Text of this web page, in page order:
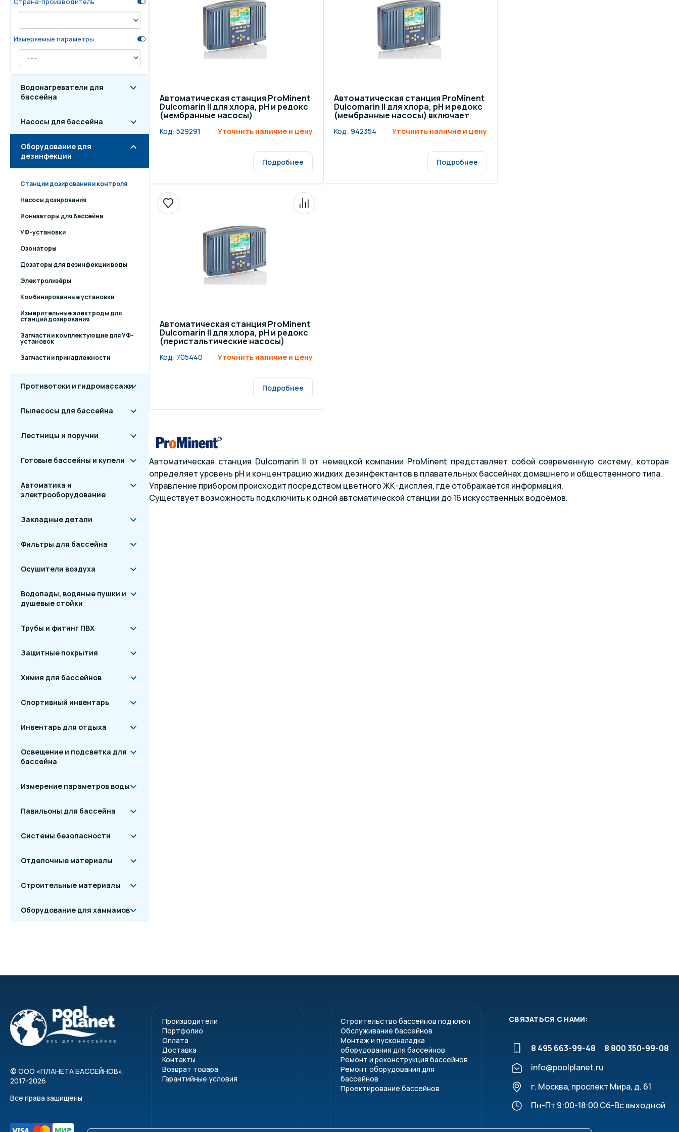
Освещение и подсветка для
бассейна
Измерение параметров воды
Отделочные материалы Строительные материалы
Измеряемые параметры
Водонагреватели для
бассейна
Насосы для бассейна
Оборудование для
дезинфекции
Станции дозирования и контроля
Насосы дозирования
Ионизаторы для бассейна
УФ-установки
Озонаторы
Дозаторы для дезинфекции воды
Электролизёры
Комбинированные установки
Измерительные электроды для
станций дозирования
Запчасти и комплектующие для УФ-
установок
Запчасти и принадлежности
Противотоки и гидромассажи
Пылесосы для бассейна
Лестницы и поручни
Готовые бассейны и купели
Автоматика и
электрооборудование
Закладные детали
Фильтры для бассейна
Осушители воздуха
Водопады, водяные пушки и
душевые стойки
Трубы и фитинг ПВХ
Защитные покрытия
Химия для бассейнов
Спортивный инвентарь
Инвентарь для отдыха
Освещение и подсветка для
бассейна
Измерение параметров воды
Павильоны для бассейна
Системы безопасности
Отделочные материалы
Строительные материалы
Оборудование для хаммамов
Автоматическая станция ProMinent
Dulcomarin II для хлора, рН и редокс
(мембранные насосы)
Код: 529291 Уточнить наличие и цену
Подробнее
Автоматическая станция ProMinent
Dulcomarin II для хлора, рН и редокс
(мембранные насосы) включает
коагуляционную станцию
Код: 942354 Уточнить наличие и цену
Подробнее
Автоматическая станция ProMinent
Dulcomarin II для хлора, рН и редокс
(перистальтические насосы)
Код: 705440 Уточнить наличие и цену
Подробнее
Автоматическая станция Dulcomarin II от немецкой компании ProMinent представляет собой современную систему, которая
определяет уровень pH и концентрацию жидких дезинфектантов в плавательных бассейнах домашнего и общественного типа.
Управление прибором происходит посредством цветного ЖК-дисплея, где отображается информация.
Существует возможность подключить к одной автоматической станции до 16 искусственных водоёмов.
© ООО «ПЛАНЕТА БАССЕЙНОВ»,
2017-2026
Все права защищены
Производители
Портфолио
Оплата
Доставка
Контакты
Возврат товара
Гарантийные условия
Строительство бассейнов под ключ
Обслуживание бассейнов
Монтаж и пусконаладка
оборудования для бассейнов
Ремонт и реконструкция бассейнов
Ремонт оборудования для
бассейнов
Проектирование бассейнов
СВЯЗАТЬСЯ С НАМИ:
8 495 663-99-48
8 800 350-99-08
info@poolplanet.ru
г. Москва, проспект Мира, д. 61
Пн-Пт 9:00-18:00 Сб-Вс выходной